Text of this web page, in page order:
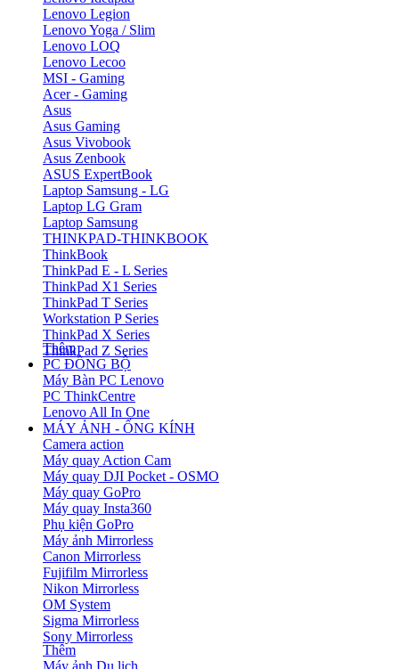
Lenovo Legion
Lenovo Yoga / Slim
Lenovo LOQ
Lenovo Lecoo
MSI - Gaming
Acer - Gaming
Asus
Asus Gaming
Asus Vivobook
Asus Zenbook
ASUS ExpertBook
Laptop Samsung - LG
Laptop LG Gram
Laptop Samsung
THINKPAD-THINKBOOK
ThinkBook
ThinkPad E - L Series
ThinkPad X1 Series
ThinkPad T Series
Workstation P Series
ThinkPad X Series
ThinkPad Z Series
Thêm
PC ĐỒNG BỘ
Máy Bàn PC Lenovo
PC ThinkCentre
Lenovo All In One
MÁY ẢNH - ỐNG KÍNH
Camera action
Máy quay Action Cam
Máy quay DJI Pocket - OSMO
Máy quay GoPro
Máy quay Insta360
Phụ kiện GoPro
Máy ảnh Mirrorless
Canon Mirrorless
Fujifilm Mirrorless
Nikon Mirrorless
OM System
Sigma Mirrorless
Sony Mirrorless
Thêm
Máy ảnh Du lịch